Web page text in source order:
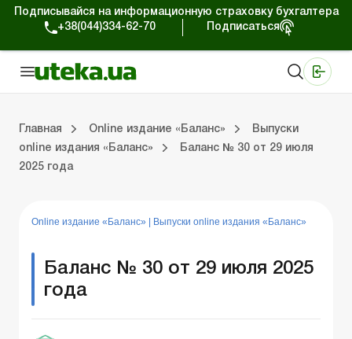
Подписывайся на информационную страховку бухгалтера
+38(044)334-62-70
Подписаться
Главная Online издание «Баланс»
Выпуски
online издания «Баланс»
Баланс № 30 от 29 июля
2025 года
Online издание «Баланс» Выпуски online издания «Баланс»
Баланс № 30 от 29 июля 2025
года